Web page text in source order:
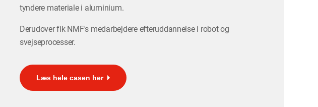
tyndere materiale i aluminium.
Derudover fik NMF's medarbejdere efteruddannelse i robot og
svejseprocesser.
Læs hele casen her